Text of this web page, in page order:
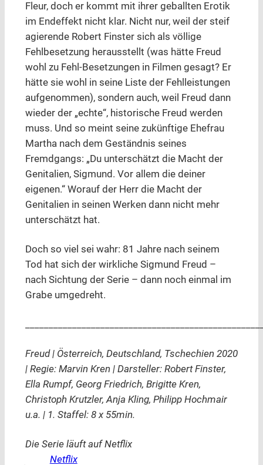
Fleur, doch er kommt mit ihrer geballten Erotik
im Endeffekt nicht klar. Nicht nur, weil der steif
agierende Robert Finster sich als völlige
Fehlbesetzung herausstellt (was hätte Freud
wohl zu Fehl-Besetzungen in Filmen gesagt? Er
hätte sie wohl in seine Liste der Fehlleistungen
aufgenommen), sondern auch, weil Freud dann
wieder der „echte“, historische Freud werden
muss. Und so meint seine zukünftige Ehefrau
Martha nach dem Geständnis seines
Fremdgangs: „Du unterschätzt die Macht der
Genitalien, Sigmund. Vor allem die deiner
eigenen.“ Worauf der Herr die Macht der
Genitalien in seinen Werken dann nicht mehr
unterschätzt hat.
Doch so viel sei wahr: 81 Jahre nach seinem
Tod hat sich der wirkliche Sigmund Freud –
nach Sichtung der Serie – dann noch einmal im
Grabe umgedreht.
Freud | Österreich, Deutschland, Tschechien 2020
| Regie: Marvin Kren | Darsteller: Robert Finster,
Ella Rumpf, Georg Friedrich, Brigitte Kren,
Christoph Krutzler, Anja Kling, Philipp Hochmair
u.a. | 1. Staffel: 8 x 55min.
Die Serie läuft auf Netflix
Netflix